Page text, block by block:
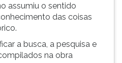
assumiu o sentido
das coisas
a busca, a pesquisa e
na obra